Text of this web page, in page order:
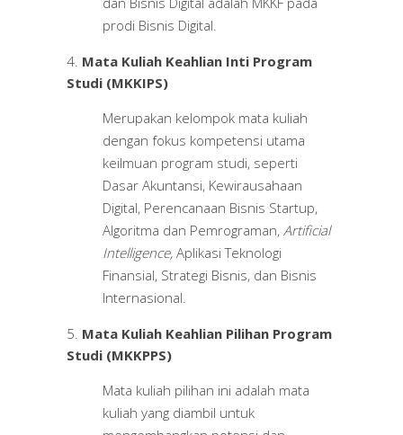
prodi Bisnis Digital.
Mata Kuliah Keahlian Inti Program
Studi (MKKIPS)
Merupakan kelompok mata kuliah
dengan fokus kompetensi utama
keilmuan program studi, seperti
Dasar Akuntansi, Kewirausahaan
Digital, Perencanaan Bisnis Startup,
Algoritma dan Pemrograman, Artificial
Intelligence, Aplikasi Teknologi
Finansial, Strategi Bisnis, dan Bisnis
Internasional.
Mata Kuliah Keahlian Pilihan Program
Studi (MKKPPS)
Mata kuliah pilihan ini adalah mata
kuliah yang diambil untuk